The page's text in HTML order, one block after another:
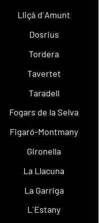
Lliçà d´Amunt
Dosrius
Tordera
Tavertet
Taradell
Fogars de la Selva
Figaró-Montmany
Gironella
La Llacuna
La Garriga
L´Estany